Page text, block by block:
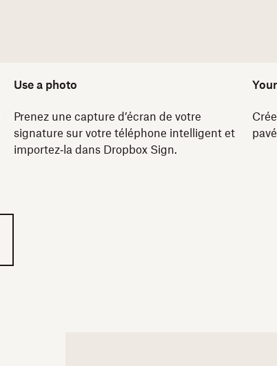
Use a photo
Prenez une capture d’écran de votre
signature sur votre téléphone intelligent et
importez‑la dans Dropbox Sign.